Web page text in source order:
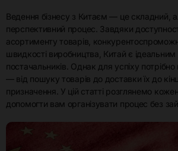
Ведення бізнесу з Китаєм — це складний,
перспективний процес. Завдяки
асортименту товарів,
швидкості виробництва, Китай є
постачальників. Однак для успіху потрібно
— від пошуку товарів до доставки їх до
призначення. У цій статті розглянемо
допомогти вам організувати процес без